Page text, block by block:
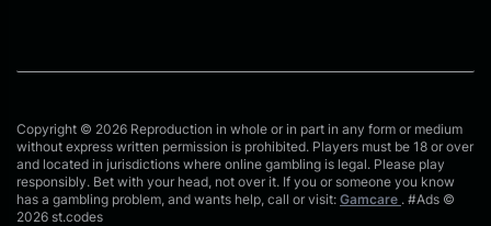
Copyright © 2026 Reproduction in whole or in part in any form or medium
without express written permission is prohibited. Players must be 18 or over
and located in jurisdictions where online gambling is legal. Please play
responsibly. Bet with your head, not over it. If you or someone you know
has a gambling problem, and wants help, call or visit: Gamcare . #Ads ©
2026 st.codes